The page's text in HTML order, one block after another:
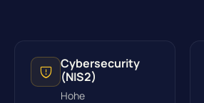
Cybersecurity
(NIS2)
Hohe